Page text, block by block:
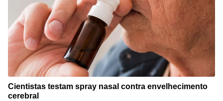
Cientistas testam spray nasal contra envelhecimento
cerebral